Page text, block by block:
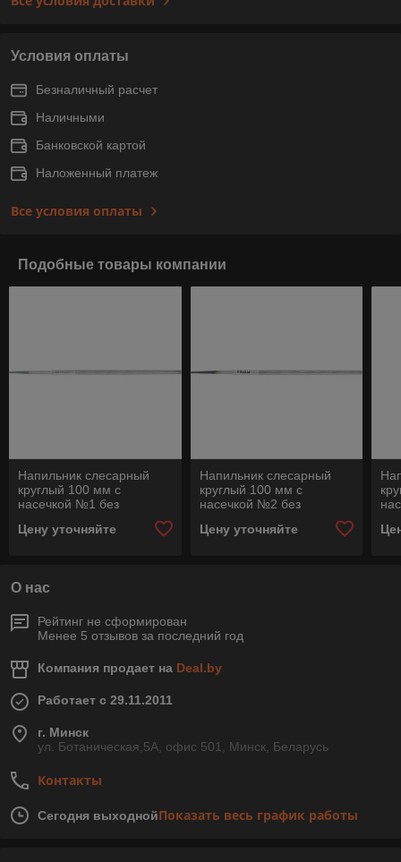
Условия оплаты
Безналичный расчет
Наличными
Банковской картой
Наложенный платеж
Все условия оплаты
Подобные товары компании
Напильник слесарный
круглый 100 мм с
насечкой №1 без
Цену уточняйте
Напильник слесарный
круглый 100 мм с
насечкой №2 без
Цену уточняйте
О нас
Рейтинг не сформирован
Менее 5 отзывов за последний год
Компания продает на Deal.by
Работает с 29.11.2011
г. Минск
ул. Ботаническая,5А, офис 501, Минск, Беларусь
Контакты
Сегодня выходнойПоказать весь график работы